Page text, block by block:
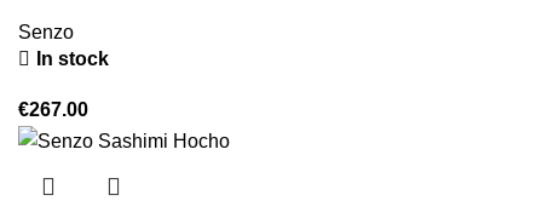
Senzo
In stock
€267.00